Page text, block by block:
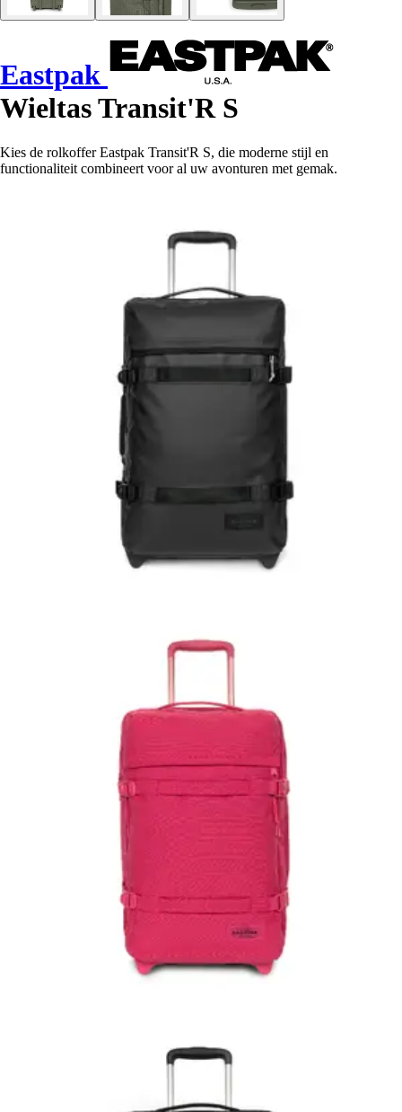
Eastpak
Wieltas Transit'R S
Kies de rolkoffer Eastpak Transit'R S, die moderne stijl en
functionaliteit combineert voor al uw avonturen met gemak.